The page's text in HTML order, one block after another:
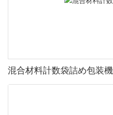
混合材料計数袋詰め包装機